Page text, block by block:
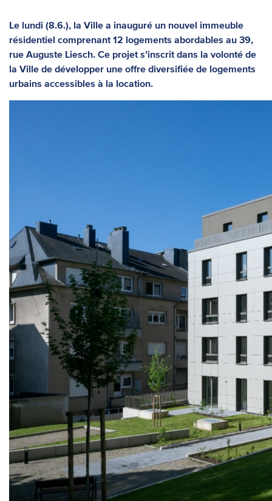
Le lundi (8.6.), la Ville a inauguré un nouvel immeuble
résidentiel comprenant 12 logements abordables au 39,
rue Auguste Liesch. Ce projet s’inscrit dans la volonté de
la Ville de développer une offre diversifiée de logements
urbains accessibles à la location.